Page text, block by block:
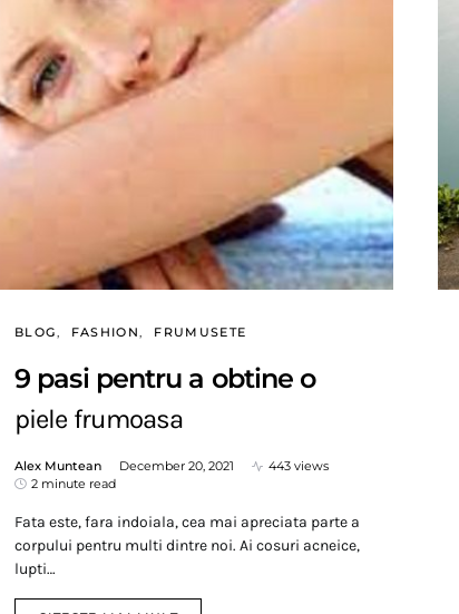
BLOG FASHION FRUMUSETE
9 pasi pentru a obtine o
piele frumoasa
Alex Muntean December 20, 2021
443 views
2 minute read
Fata este, fara indoiala, cea mai apreciata parte a
corpului pentru multi dintre noi. Ai cosuri acneice,
lupti…